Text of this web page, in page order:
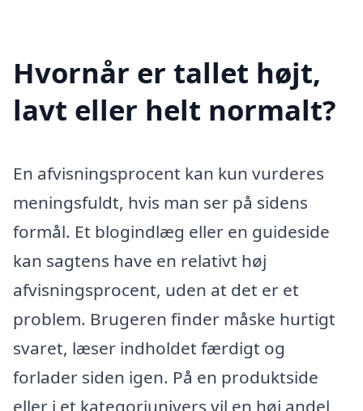
Hvornår er tallet højt,
lavt eller helt normalt?
En afvisningsprocent kan kun vurderes
meningsfuldt, hvis man ser på sidens
formål. Et blogindlæg eller en guideside
kan sagtens have en relativt høj
afvisningsprocent, uden at det er et
problem. Brugeren finder måske hurtigt
svaret, læser indholdet færdigt og
forlader siden igen. På en produktside
eller i et kategoriunivers vil en høj andel